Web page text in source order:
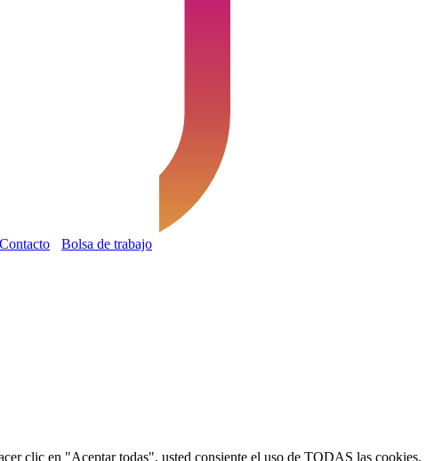
Contacto Bolsa de trabajo
clic en "Aceptar todas", usted consiente el uso de TODAS las cookies.